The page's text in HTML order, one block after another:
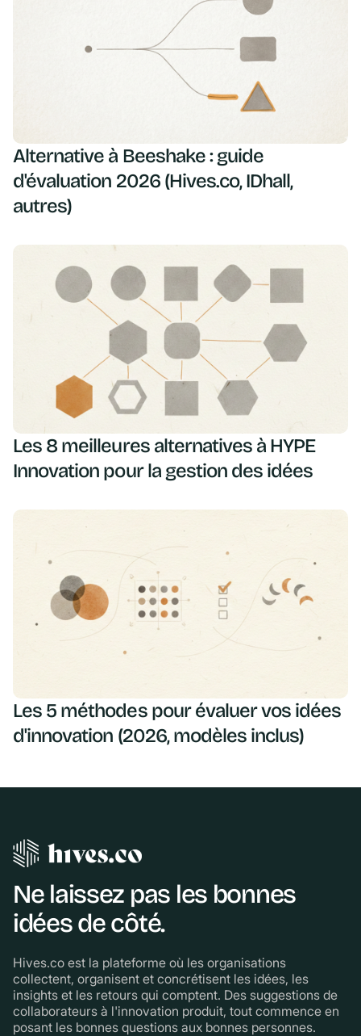
Alternative à Beeshake : guide
d'évaluation 2026 (Hives.co, IDhall,
autres)
Les 8 meilleures alternatives à HYPE
Innovation pour la gestion des idées
Les 5 méthodes pour évaluer vos idées
d'innovation (2026, modèles inclus)
Ne laissez pas les bonnes
idées de côté.
Hives.co est la plateforme où les organisations
collectent, organisent et concrétisent les idées, les
insights et les retours qui comptent. Des suggestions de
collaborateurs à l'innovation produit, tout commence en
posant les bonnes questions aux bonnes personnes.